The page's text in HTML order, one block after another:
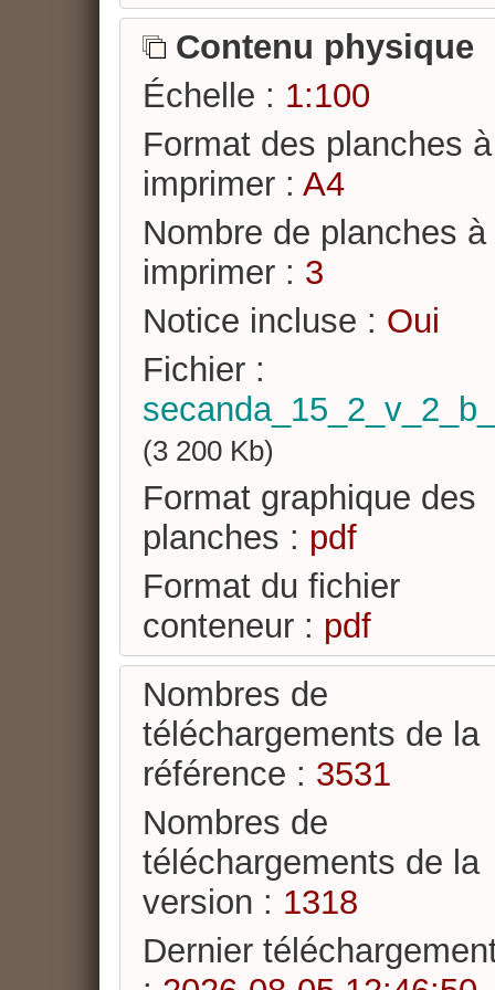
Contenu physique
Échelle : 1:100
Format des planches à
imprimer : A4
Nombre de planches à
imprimer : 3
Notice incluse : Oui
Fichier :
(3 200 Kb)
Format graphique des
planches : pdf
Format du fichier
conteneur : pdf
Nombres de
téléchargements de la
référence : 3531
Nombres de
téléchargements de la
version : 1318
Dernier